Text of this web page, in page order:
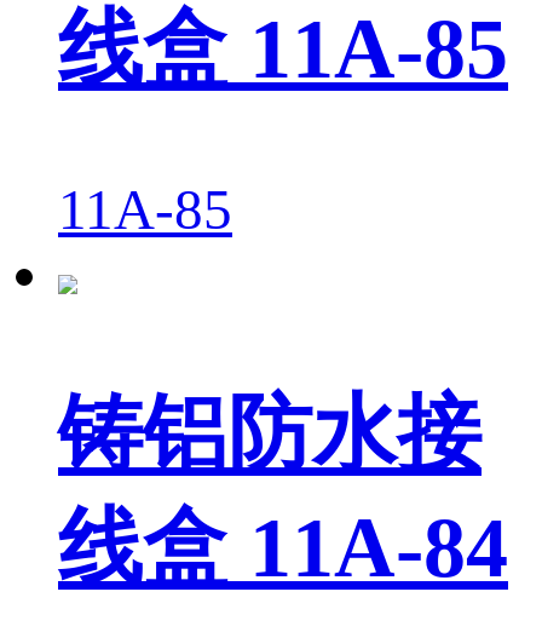
线盒 11A-85
11A-85
铸铝防水接
线盒 11A-84